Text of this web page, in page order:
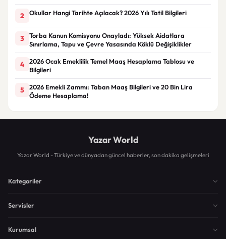
2 Okullar Hangi Tarihte Açılacak? 2026 Yılı Tatil Bilgileri
3
Torba Kanun Komisyonu Onayladı: Yüksek Aidatlara
Sınırlama, Tapu ve Çevre Yasasında Köklü Değişiklikler
4
2026 Ocak Emeklilik Temel Maaş Hesaplama Tablosu ve
Bilgileri
5
2026 Emekli Zammı: Taban Maaş Bilgileri ve 20 Bin Lira
Ödeme Hesaplama!
Yazar World
Yazar World - Türkiye ve dünyadan güncel haberler, son dakika gelişmeleri
Kategoriler
Servisler
Kurumsal